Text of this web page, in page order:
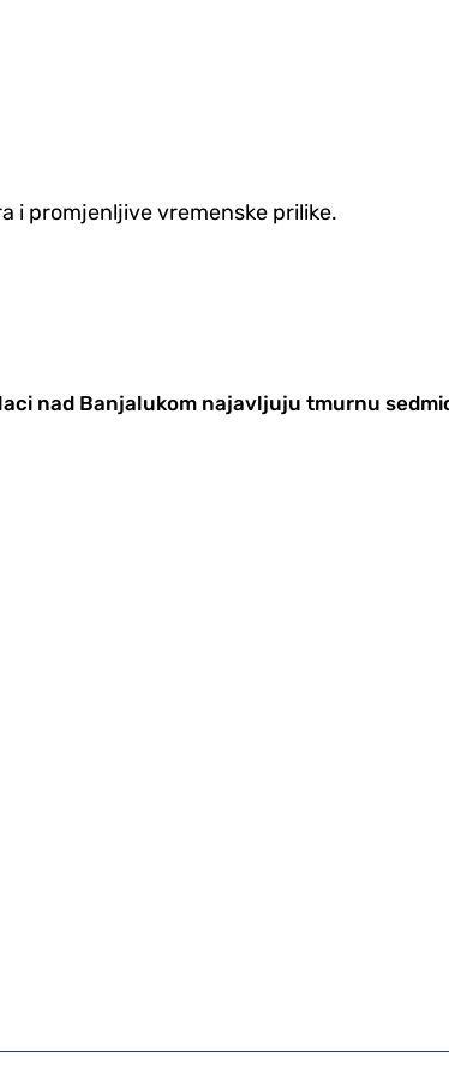
i promjenljive vremenske prilike.
nad Banjalukom najavljuju tmurnu